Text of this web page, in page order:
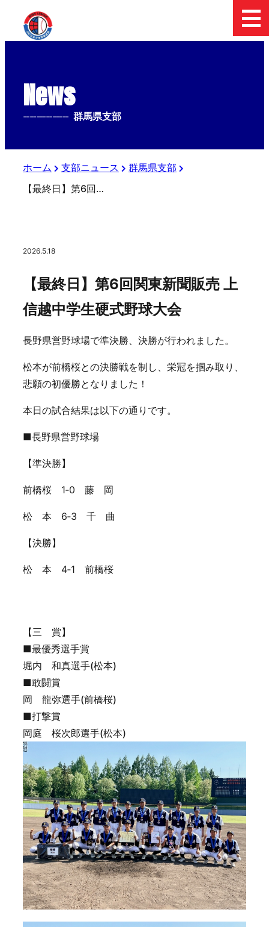
News
-------------- 群馬県支部
ホーム 支部ニュース
群馬県支部
【最終日】第6回関東新聞販売 上信越中学生硬式野球大会
2026.5.18
【最終日】第6回関東新聞販売 上
信越中学生硬式野球大会
長野県営野球場で準決勝、決勝が行われました。
松本が前橋桜との決勝戦を制し、栄冠を掴み取り、
悲願の初優勝となりました！
本日の試合結果は以下の通りです。
■長野県営野球場
【準決勝】
前橋桜 1‐0 藤 岡
松 本 6‐3 千 曲
【決勝】
松 本 4‐1 前橋桜
【三 賞】
■最優秀選手賞
堀内 和真選手(松本)
■敢闘賞
岡 龍弥選手(前橋桜)
■打撃賞
岡庭 桜次郎選手(松本)